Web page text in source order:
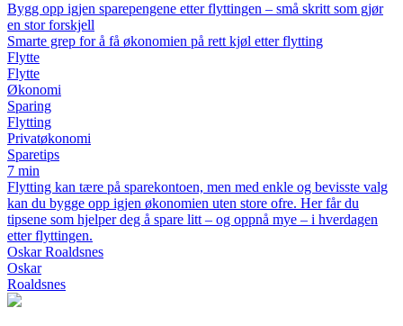
Bygg opp igjen sparepengene etter flyttingen – små skritt som gjør
en stor forskjell
Smarte grep for å få økonomien på rett kjøl etter flytting
Flytte
Flytte
Økonomi
Sparing
Flytting
Privatøkonomi
Sparetips
7 min
Flytting kan tære på sparekontoen, men med enkle og bevisste valg
kan du bygge opp igjen økonomien uten store ofre. Her får du
tipsene som hjelper deg å spare litt – og oppnå mye – i hverdagen
etter flyttingen.
Oskar Roaldsnes
Oskar
Roaldsnes